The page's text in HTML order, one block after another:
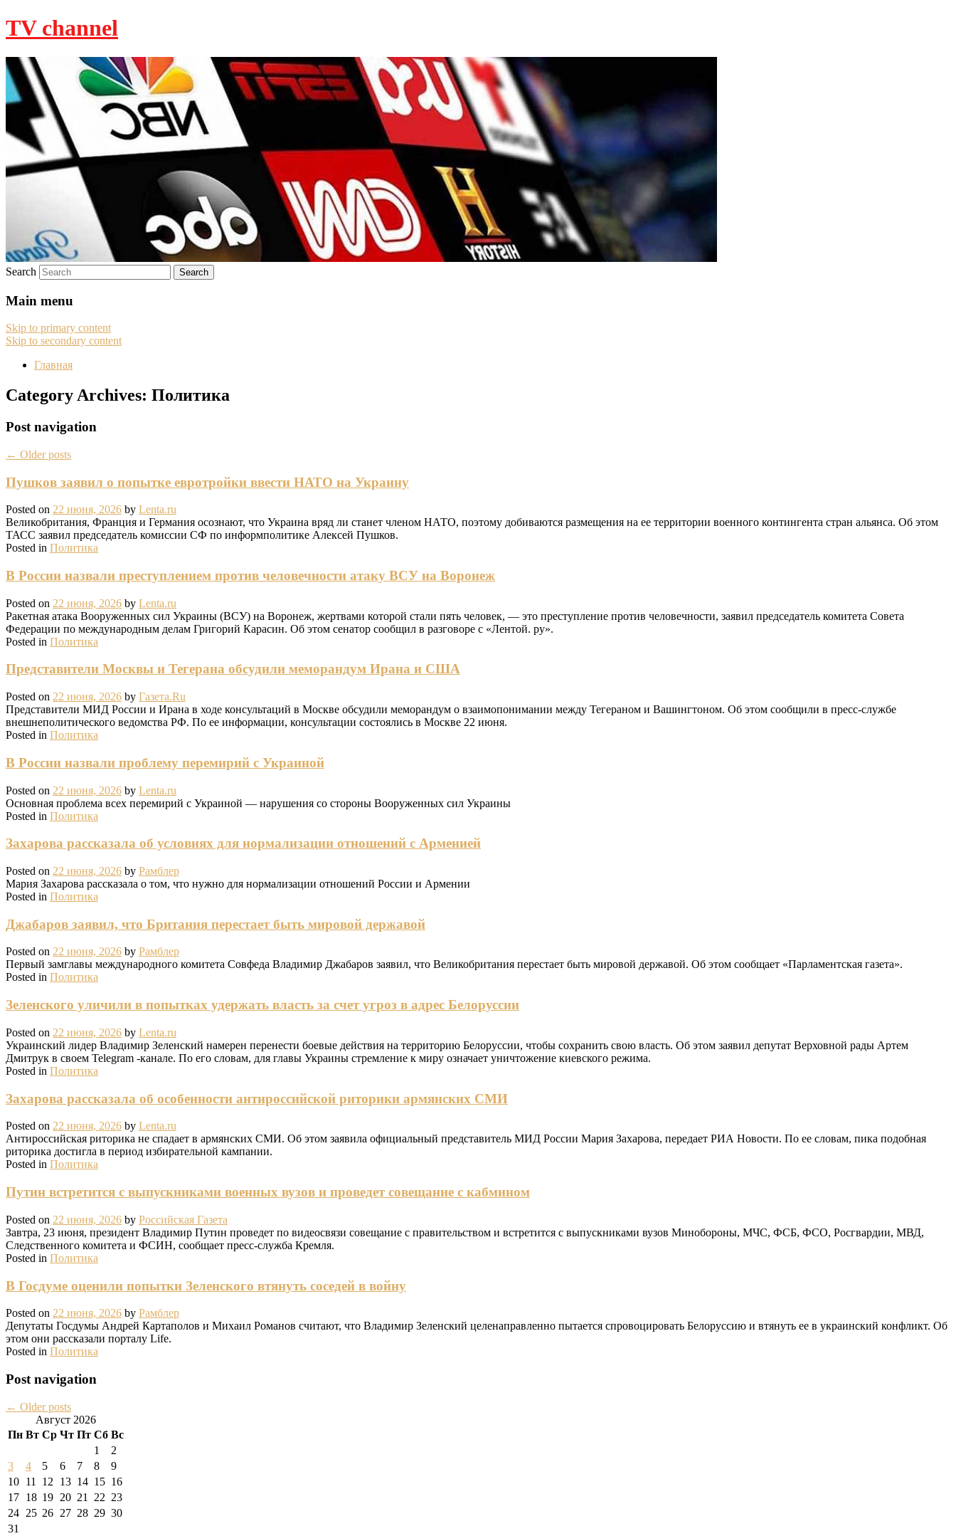
TV channel
Search
Main menu
Skip to primary content
Skip to secondary content
Главная
Category Archives: Политика
Post navigation
← Older posts
Пушков заявил о попытке евротройки ввести НАТО на Украину
Posted on 22 июня, 2026 by Lenta.ru
Великобритания, Франция и Германия осознают, что Украина вряд ли станет членом НАТО, поэтому добиваются размещения на ее территории военного контингента стран альянса. Об этом
ТАСС заявил председатель комиссии СФ по информполитике Алексей Пушков.
Posted in Политика
В России назвали преступлением против человечности атаку ВСУ на Воронеж
Posted on 22 июня, 2026 by Lenta.ru
Ракетная атака Вооруженных сил Украины (ВСУ) на Воронеж, жертвами которой стали пять человек, — это преступление против человечности, заявил председатель комитета Совета
Федерации по международным делам Григорий Карасин. Об этом сенатор сообщил в разговоре с «Лентой. ру».
Posted in Политика
Представители Москвы и Тегерана обсудили меморандум Ирана и США
Posted on 22 июня, 2026 by Газета.Ru
Представители МИД России и Ирана в ходе консультаций в Москве обсудили меморандум о взаимопонимании между Тегераном и Вашингтоном. Об этом сообщили в пресс-службе
внешнеполитического ведомства РФ. По ее информации, консультации состоялись в Москве 22 июня.
Posted in Политика
В России назвали проблему перемирий с Украиной
Posted on 22 июня, 2026 by Lenta.ru
Основная проблема всех перемирий с Украиной — нарушения со стороны Вооруженных сил Украины
Posted in Политика
Захарова рассказала об условиях для нормализации отношений с Арменией
Posted on 22 июня, 2026 by Рамблер
Мария Захарова рассказала о том, что нужно для нормализации отношений России и Армении
Posted in Политика
Джабаров заявил, что Британия перестает быть мировой державой
Posted on 22 июня, 2026 by Рамблер
Первый замглавы международного комитета Совфеда Владимир Джабаров заявил, что Великобритания перестает быть мировой державой. Об этом сообщает «Парламентская газета».
Posted in Политика
Зеленского уличили в попытках удержать власть за счет угроз в адрес Белоруссии
Posted on 22 июня, 2026 by Lenta.ru
Украинский лидер Владимир Зеленский намерен перенести боевые действия на территорию Белоруссии, чтобы сохранить свою власть. Об этом заявил депутат Верховной рады Артем
Дмитрук в своем Telegram -канале. По его словам, для главы Украины стремление к миру означает уничтожение киевского режима.
Posted in Политика
Захарова рассказала об особенности антироссийской риторики армянских СМИ
Posted on 22 июня, 2026 by Lenta.ru
Антироссийская риторика не спадает в армянских СМИ. Об этом заявила официальный представитель МИД России Мария Захарова, передает РИА Новости. По ее словам, пика подобная
риторика достигла в период избирательной кампании.
Posted in Политика
Путин встретится с выпускниками военных вузов и проведет совещание с кабмином
Posted on 22 июня, 2026 by Российская Газета
Завтра, 23 июня, президент Владимир Путин проведет по видеосвязи совещание с правительством и встретится с выпускниками вузов Минобороны, МЧС, ФСБ, ФСО, Росгвардии, МВД,
Следственного комитета и ФСИН, сообщает пресс-служба Кремля.
Posted in Политика
В Госдуме оценили попытки Зеленского втянуть соседей в войну
Posted on 22 июня, 2026 by Рамблер
Депутаты Госдумы Андрей Картаполов и Михаил Романов считают, что Владимир Зеленский целенаправленно пытается спровоцировать Белоруссию и втянуть ее в украинский конфликт. Об
этом они рассказали порталу Life.
Posted in Политика
Post navigation
← Older posts
Август 2026
Пн Вт Ср Чт Пт Сб Вс
1
2
3
4 5 6 7 8
9
10 11 12 13 14 15 16
17 18 19 20 21 22 23
24 25 26 27 28 29 30
31